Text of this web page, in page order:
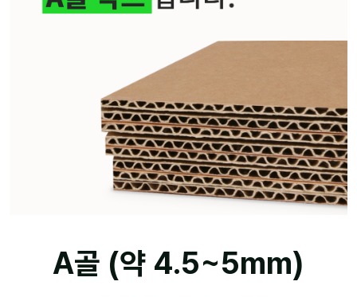
A골 (약 4.5~5mm)